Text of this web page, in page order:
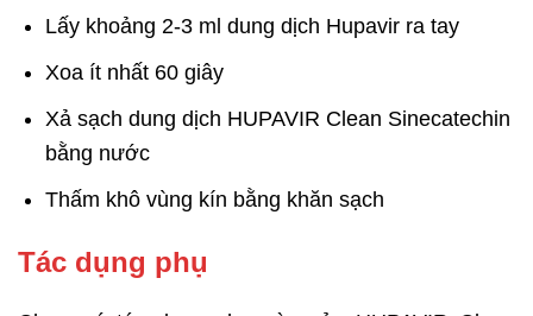
Lấy khoảng 2-3 ml dung dịch Hupavir ra tay
Xoa ít nhất 60 giây
Xả sạch dung dịch HUPAVIR Clean Sinecatechin
bằng nước
Thấm khô vùng kín bằng khăn sạch
Tác dụng phụ